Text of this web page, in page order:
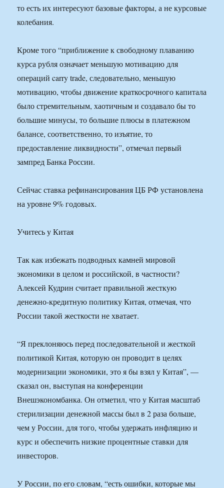
то есть их интересуют базовые факторы, а не курсовые
колебания.
Кроме того “приближение к свободному плаванию
курса рубля означает меньшую мотивацию для
операций carry trade, следовательно, меньшую
мотивацию, чтобы движение краткосрочного капитала
было стремительным, хаотичным и создавало бы то
большие минусы, то большие плюсы в платежном
балансе, соответственно, то изъятие, то
предоставление ликвидности”, отмечал первый
зампред Банка России.
Сейчас ставка рефинансирования ЦБ РФ установлена
на уровне 9% годовых.
Учитесь у Китая
Так как избежать подводных камней мировой
экономики в целом и российской, в частности?
Алексей Кудрин считает правильной жесткую
денежно-кредитную политику Китая, отмечая, что
России такой жесткости не хватает.
“Я преклоняюсь перед последовательной и жесткой
политикой Китая, которую он проводит в целях
модернизации экономики, это я бы взял у Китая”, —
сказал он, выступая на конференции
Внешэкономбанка. Он отметил, что у Китая масштаб
стерилизации денежной массы был в 2 раза больше,
чем у России, для того, чтобы удержать инфляцию и
курс и обеспечить низкие процентные ставки для
инвесторов.
У России, по его словам, “есть ошибки, которые мы